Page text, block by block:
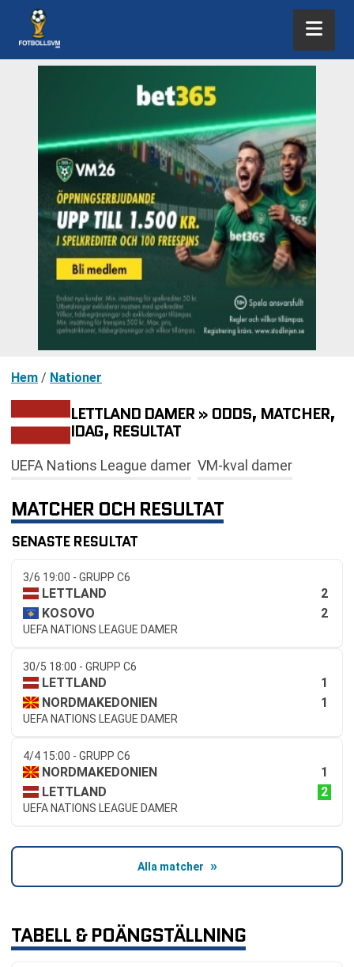
Hem / Nationer
LETTLAND DAMER » ODDS, MATCHER,
IDAG, RESULTAT
UEFA Nations League damer VM-kval damer
MATCHER OCH RESULTAT
SENASTE RESULTAT
3/6 19:00 - GRUPP C6
LETTLAND
2
KOSOVO
2
UEFA NATIONS LEAGUE DAMER
30/5 18:00 - GRUPP C6
LETTLAND
1
NORDMAKEDONIEN
1
UEFA NATIONS LEAGUE DAMER
4/4 15:00 - GRUPP C6
NORDMAKEDONIEN
1
LETTLAND
2
UEFA NATIONS LEAGUE DAMER
Alla matcher
TABELL & POÄNGSTÄLLNING